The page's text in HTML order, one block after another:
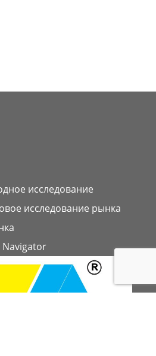
исследование
исследование рынка
Navigator